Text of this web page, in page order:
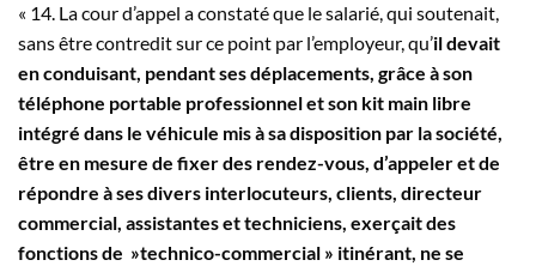
« 14. La cour d’appel a constaté que le salarié, qui soutenait,
sans être contredit sur ce point par l’employeur, qu’il devait
en conduisant, pendant ses déplacements, grâce à son
téléphone portable professionnel et son kit main libre
intégré dans le véhicule mis à sa disposition par la société,
être en mesure de fixer des rendez-vous, d’appeler et de
répondre à ses divers interlocuteurs, clients, directeur
commercial, assistantes et techniciens, exerçait des
fonctions de »technico-commercial » itinérant, ne se